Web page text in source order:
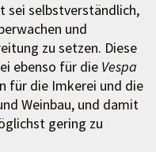
sei selbstverständlich,
und
zu setzen. Diese
ebenso für die Vespa
für die Imkerei und die
Weinbau, und damit
gering zu